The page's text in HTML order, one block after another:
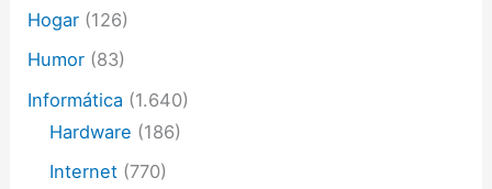
Hogar (126)
Humor (83)
Informática (1.640)
Hardware (186)
Internet (770)